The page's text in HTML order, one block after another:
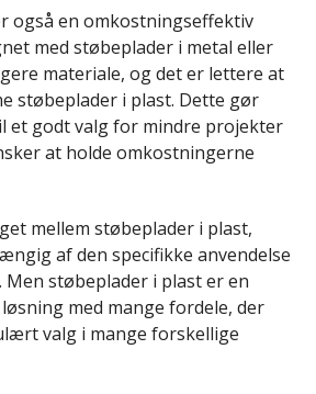
også en omkostningseffektiv
med støbeplader i metal eller
materiale, og det er lettere at
støbeplader i plast. Dette gør
et godt valg for mindre projekter
at holde omkostningerne
mellem støbeplader i plast,
af den specifikke anvendelse
støbeplader i plast er en
med mange fordele, der
valg i mange forskellige